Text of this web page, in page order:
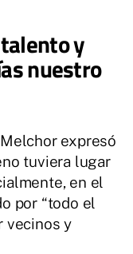
y
nuestro
expresó
tuviera lugar
en el
por “todo el
vecinos y